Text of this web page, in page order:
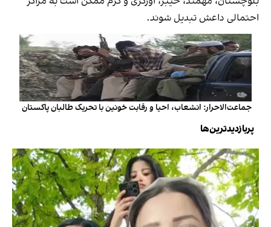
احتمالی داعش تبدیل شوند.
جماعت‌الاحرار: انشعاب، احیا و رقابت خونین با تحریک طالبان پاکستان
پربازدیدترین‌ها